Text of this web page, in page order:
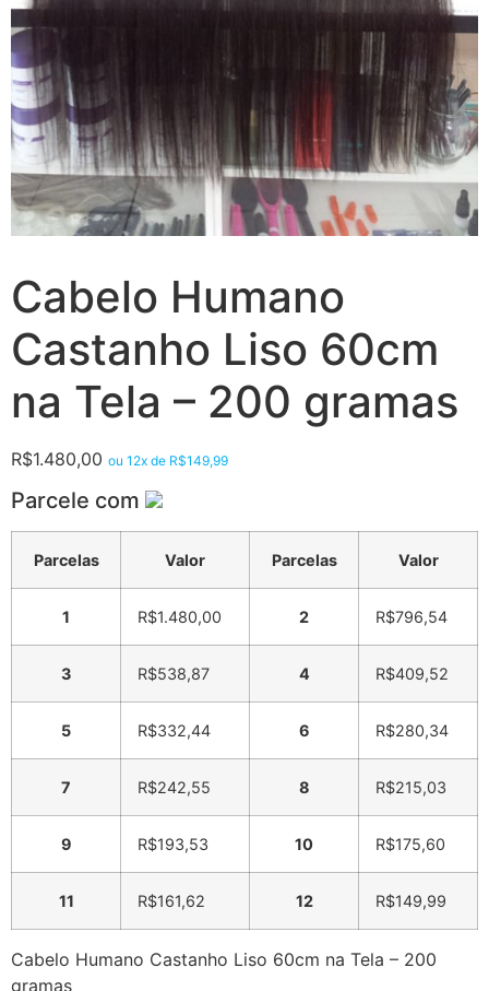
Cabelo Humano
Castanho Liso 60cm
na Tela – 200 gramas
R$1.480,00 ou 12x de R$149,99
Parcele com
Parcelas Valor Parcelas Valor
1 R$1.480,00 2 R$796,54
3 R$538,87 4 R$409,52
5 R$332,44 6 R$280,34
7 R$242,55 8 R$215,03
9 R$193,53 10 R$175,60
11 R$161,62 12 R$149,99
Cabelo Humano Castanho Liso 60cm na Tela – 200
gramas